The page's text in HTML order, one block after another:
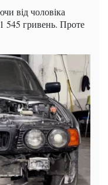
від чоловіка
545 гривень. Проте